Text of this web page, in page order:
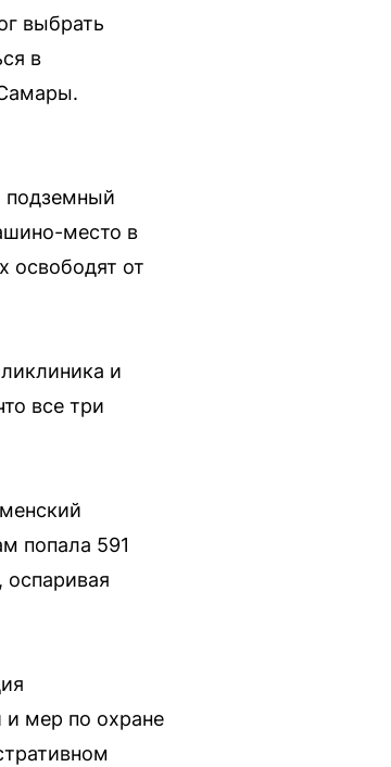
выбрать
в
подземный
место в
освободят от
и
все три
попала 591
оспаривая
и мер по охране